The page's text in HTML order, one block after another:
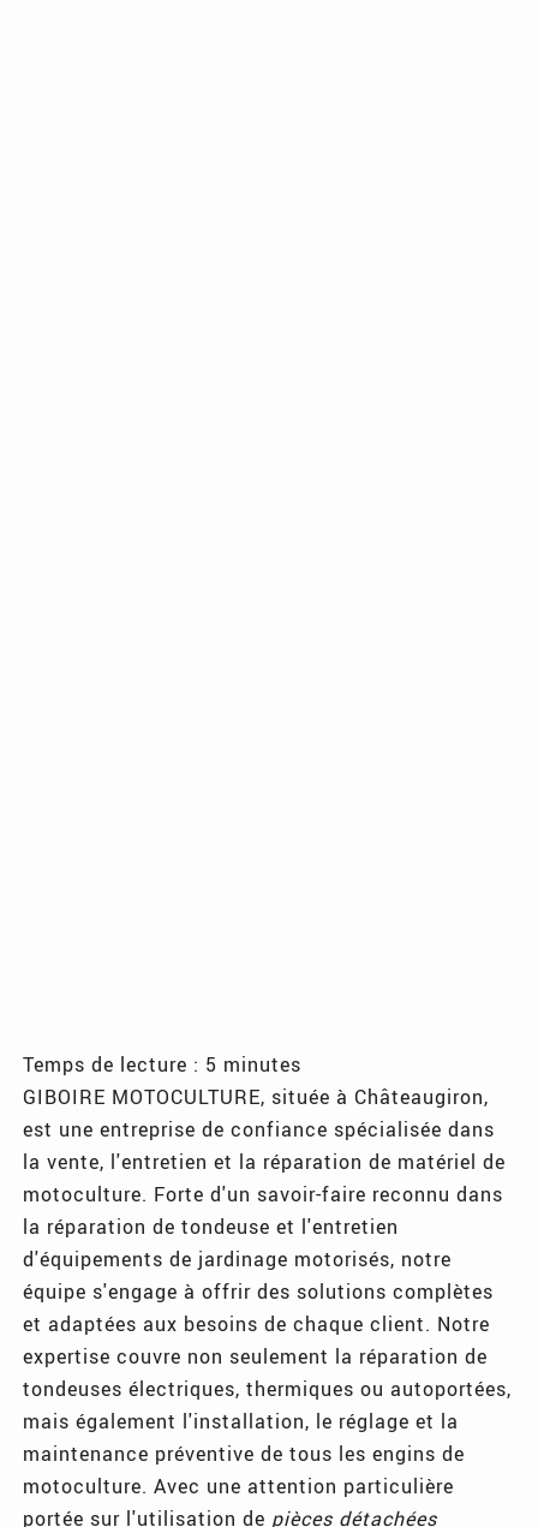
Temps de lecture : 5 minutes
GIBOIRE MOTOCULTURE, située à Châteaugiron,
est une entreprise de confiance spécialisée dans
la vente, l'entretien et la réparation de matériel de
motoculture. Forte d'un savoir-faire reconnu dans
la réparation de tondeuse et l'entretien
d'équipements de jardinage motorisés, notre
équipe s'engage à offrir des solutions complètes
et adaptées aux besoins de chaque client. Notre
expertise couvre non seulement la réparation de
tondeuses électriques, thermiques ou autoportées,
mais également l'installation, le réglage et la
maintenance préventive de tous les engins de
motoculture. Avec une attention particulière
portée sur l'utilisation de pièces détachées